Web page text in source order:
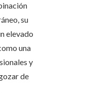
su
elevado
una
y
de